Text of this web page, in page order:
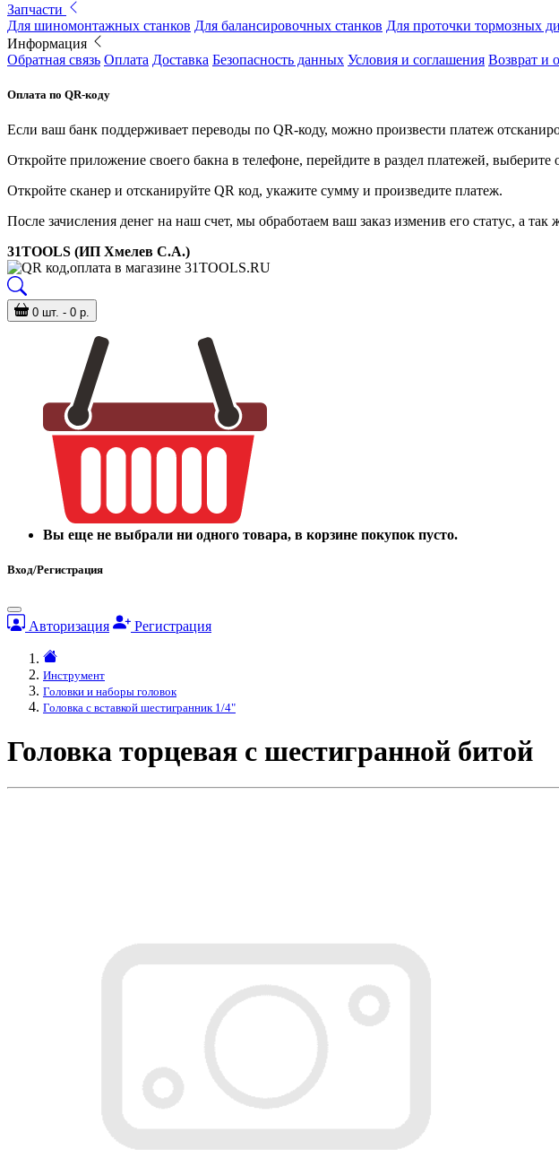
Запчасти
Для шиномонтажных станков Для балансировочных станков Для проточки тормозных
Информация
Обратная связь Оплата Доставка Безопасность данных Условия и соглашения Возврат и
Оплата по QR-коду
Если ваш банк поддерживает переводы по QR-коду, можно произвести платеж
Откройте приложение своего бакна в телефоне, перейдите в раздел платежей,
Откройте сканер и отсканируйте QR код, укажите сумму и произведите платеж.
После зачисления денег на наш счет, мы обработаем ваш заказ изменив его статус, а так
31TOOLS (ИП Хмелев С.А.)
0 шт. - 0 р.
Вы еще не выбрали ни одного товара, в корзине покупок пусто.
Вход/Регистрация
Авторизация Регистрация
Инструмент
Головки и наборы головок
Головка с вставкой шестигранник 1/4"
Головка торцевая с шестигранной битой